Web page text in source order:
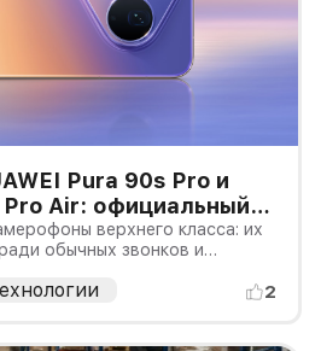
Pura 90s Pro и
Pro Air: официальный
верхнего класса: их
обычных звонков и
и телеобъективами.
2